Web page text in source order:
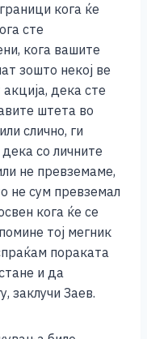
кога ќе
сте
кога вашите
зошто некој ве
дека сте
штета во
слично, ги
со личните
не превземаме,
не сум превземал
кога ќе се
тој мегник
пораката
и да
заклучи Заев.